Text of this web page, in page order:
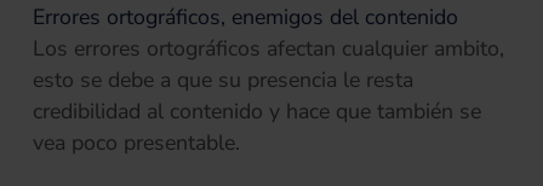
Errores ortográficos, enemigos del contenido
Los errores ortográficos afectan cualquier ambito,
esto se debe a que su presencia le resta
credibilidad al contenido y hace que también se
vea poco presentable.